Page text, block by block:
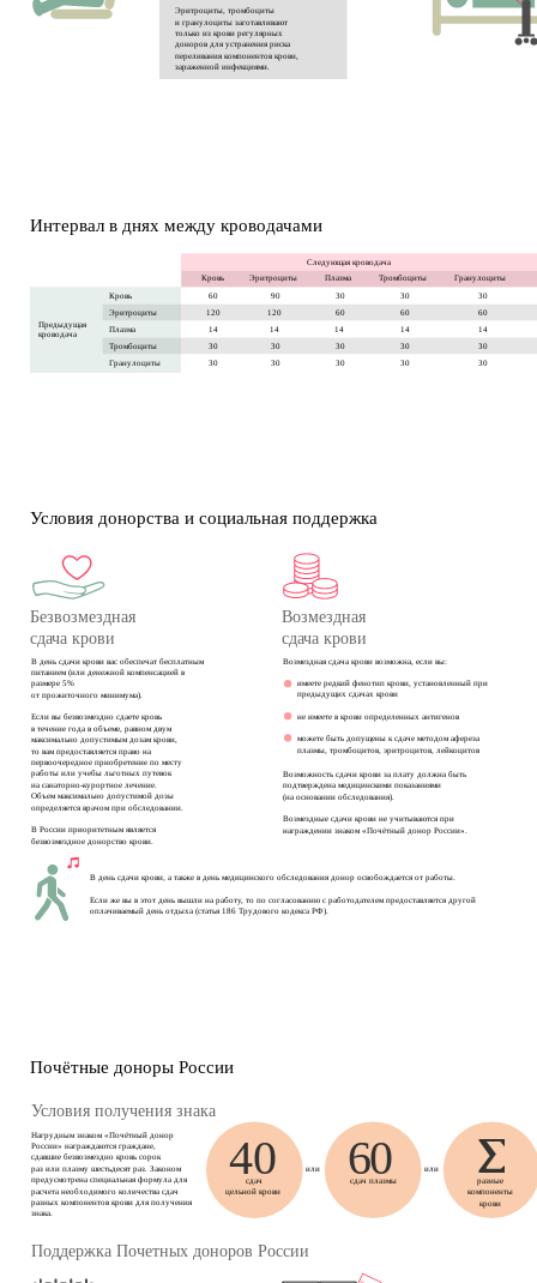
Эритроциты, тромбоциты
и гранулоциты заготавливают
только из крови регулярных
доноров для устранения риска
переливания компонентов крови,
зараженной инфекциями.
Интервал в днях между кроводачами
Кровь
Эритроциты
Плазма
Тромбоциты
Предыдущая
кроводача
Следующая кроводача
Гранулоциты
Кровь
60
120
14
30
30
Эритроциты
90
120
14
30
30
Плазма
30
60
14
30
30
Тромбоциты
30
60
14
30
30
Гранулоциты
30
60
14
30
30
Условия донорства и социальная поддержка
Безвозмездная
сдача крови
Возмездная
сдача крови
В день сдачи крови, а также в день медицинского обследования донор освобождается от работы.
Если же вы в этот день вышли на работу, то по согласованию с работодателем предоставляется другой
оплачиваемый день отдыха (статья 186 Трудового кодекса РФ).
В день сдачи крови вас обеспечат бесплатным
питанием (или денежной компенсацией в
размере 5%
от прожиточного минимума).
Если вы безвозмездно сдаете кровь
в течение года в объеме, равном двум
максимально допустимым дозам крови,
то вам предоставляется право на
первоочередное приобретение по месту
работы или учебы льготных путевок
на санаторно-курортное лечение.
Объем максимально допустимой дозы
определяется врачом при обследовании.
В России приоритетным является
безвозмездное донорство крови.
имеете редкий фенотип крови, установленный при
предыдущих сдачах крови
не имеете в крови определенных антигенов
можете быть допущены к сдаче методом афереза
плазмы, тромбоцитов, эритроцитов, лейкоцитов
Возмездная сдача крови возможна, если вы:
Возможность сдачи крови за плату должна быть
подтверждена медицинскими показаниями
(на основании обследования).
Возмездные сдачи крови не учитываются при
награждении знаком «Почётный донор России».
Почётные доноры России
Нагрудным знаком «Почётный донор
России» награждаются граждане,
сдавшие безвозмездно кровь сорок
раз или плазму шестьдесят раз. Законом
предусмотрена специальная формула для
расчета необходимого количества сдач
разных компонентов крови для получения
знака.
40
сдач
цельной крови
60
сдач плазмы
Поддержка Почетных доноров России
или
разные
компоненты
крови
или
Условия получения знака